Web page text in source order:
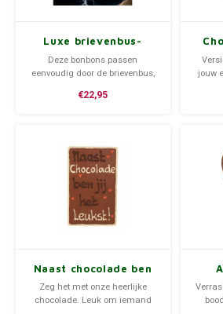
Geslaagd
Luxe brievenbus-
bonbons
Deze bonbons passen
eenvoudig door de brievenbus,
verrassen! Kies tijdens het
€22,95
jouw
Naast chocolade ben
jij het leukst! -
Chocoladeplakkaat
Zeg het met onze heerlijke
chocolade. Leuk om iemand